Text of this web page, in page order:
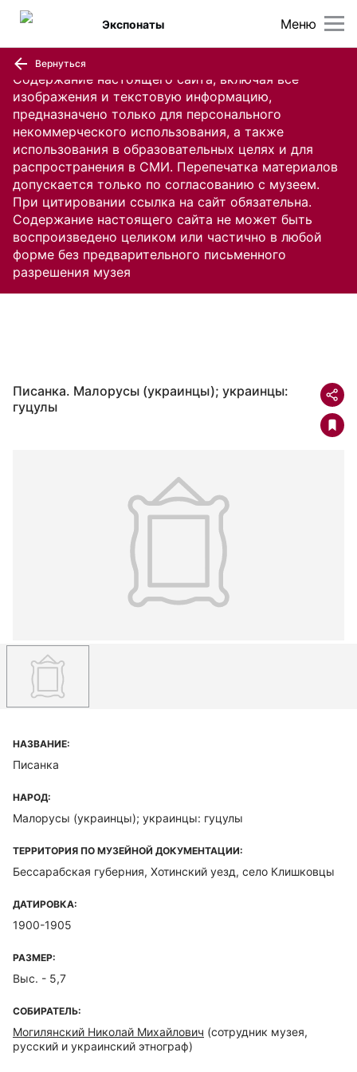
Содержание настоящего сайта, включая все
изображения и текстовую информацию,
предназначено только для персонального
некоммерческого использования, а также
использования в образовательных целях и для
распространения в СМИ. Перепечатка материалов
допускается только по согласованию с музеем.
При цитировании ссылка на сайт обязательна.
Содержание настоящего сайта не может быть
воспроизведено целиком или частично в любой
форме без предварительного письменного
разрешения музея
Меню
Экспонаты
Вернуться
Писанка. Малорусы (украинцы); украинцы:
гуцулы
НАЗВАНИЕ:
Писанка
НАРОД:
Малорусы (украинцы); украинцы: гуцулы
ТЕРРИТОРИЯ ПО МУЗЕЙНОЙ ДОКУМЕНТАЦИИ:
Бессарабская губерния, Хотинский уезд, село Клишковцы
ДАТИРОВКА:
1900-1905
РАЗМЕР:
Выс. - 5,7
СОБИРАТЕЛЬ:
Могилянский Николай Михайлович (сотрудник музея,
русский и украинский этнограф)